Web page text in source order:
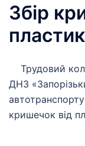
Збір
Трудовий
ДНЗ
кришечок від